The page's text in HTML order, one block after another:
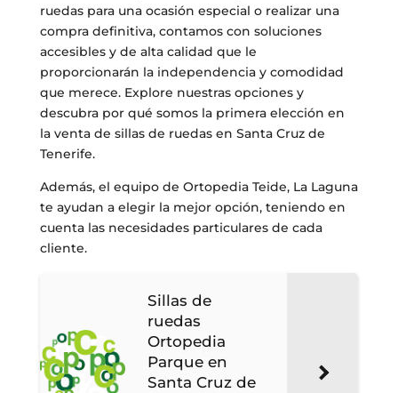
ruedas para una ocasión especial o realizar una
compra definitiva, contamos con soluciones
accesibles y de alta calidad que le
proporcionarán la independencia y comodidad
que merece. Explore nuestras opciones y
descubra por qué somos la primera elección en
la venta de sillas de ruedas en Santa Cruz de
Tenerife.
Además, el equipo de Ortopedia Teide, La Laguna
te ayudan a elegir la mejor opción, teniendo en
cuenta las necesidades particulares de cada
cliente.
Sillas de
ruedas
Ortopedia
Parque en
Santa Cruz de